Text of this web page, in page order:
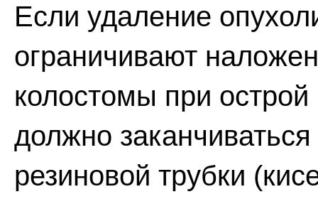
Если удаление
ограничивают
колостомы при
должно
резиновой трубки